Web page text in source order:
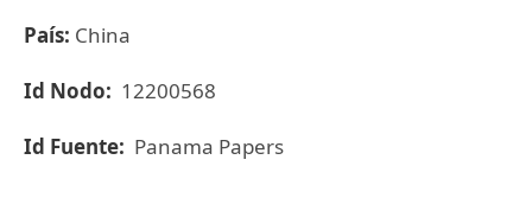
País: China
Id Nodo: 12200568
Id Fuente: Panama Papers